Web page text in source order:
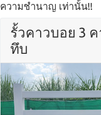
ความชำนาญ เท่านั้น!!
รั้วคาวบอย 3
ทึบ